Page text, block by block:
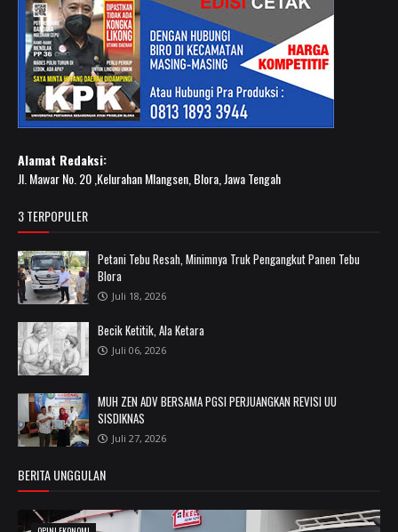
Alamat Redaksi:
Jl. Mawar No. 20 ,Kelurahan Mlangsen, Blora, Jawa Tengah
3 TERPOPULER
Petani Tebu Resah, Minimnya Truk Pengangkut Panen Tebu
Blora
Juli 18, 2026
Becik Ketitik, Ala Ketara
Juli 06, 2026
MUH ZEN ADV BERSAMA PGSI PERJUANGKAN REVISI UU
SISDIKNAS
Juli 27, 2026
BERITA UNGGULAN